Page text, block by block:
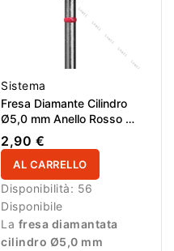
Sistema
Fresa Diamante Cilindro
Ø5,0 mm Anello Rosso LL
6,0 mm
2,90 €
AL CARRELLO
Disponibilità: 56
Disponibile
La fresa diamantata
cilindro Ø5,0 mm